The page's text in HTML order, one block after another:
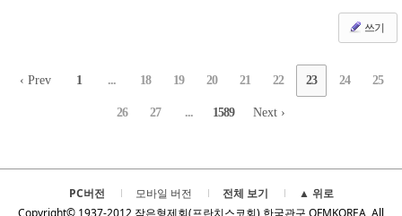
쓰기
‹ Prev 1 ... 18 19 20 21 22 23 24 25
26 27 ... 1589 Next ›
PC버전 모바일 버전 전체 보기
▲ 위로
Copyright© 1937-2012 작은형제회(프란치스코회) 한국관구 OFMKOREA, All